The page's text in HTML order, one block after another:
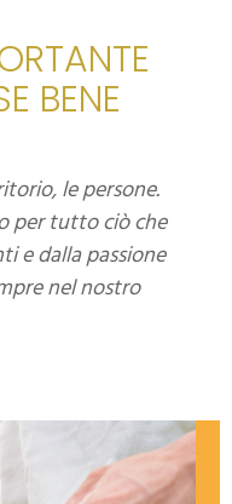
BENE
le persone.
per tutto ciò che
e dalla passione
nel nostro